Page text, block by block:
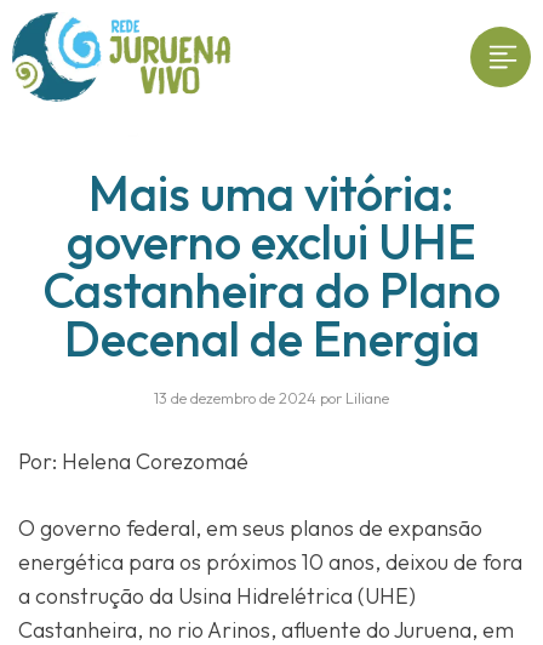
Mais uma vitória:
governo exclui UHE
Castanheira do Plano
Decenal de Energia
13 de dezembro de 2024 por Liliane
Por: Helena Corezomaé
O governo federal, em seus planos de expansão
energética para os próximos 10 anos, deixou de fora
a construção da Usina Hidrelétrica (UHE)
Castanheira, no rio Arinos, afluente do Juruena, em